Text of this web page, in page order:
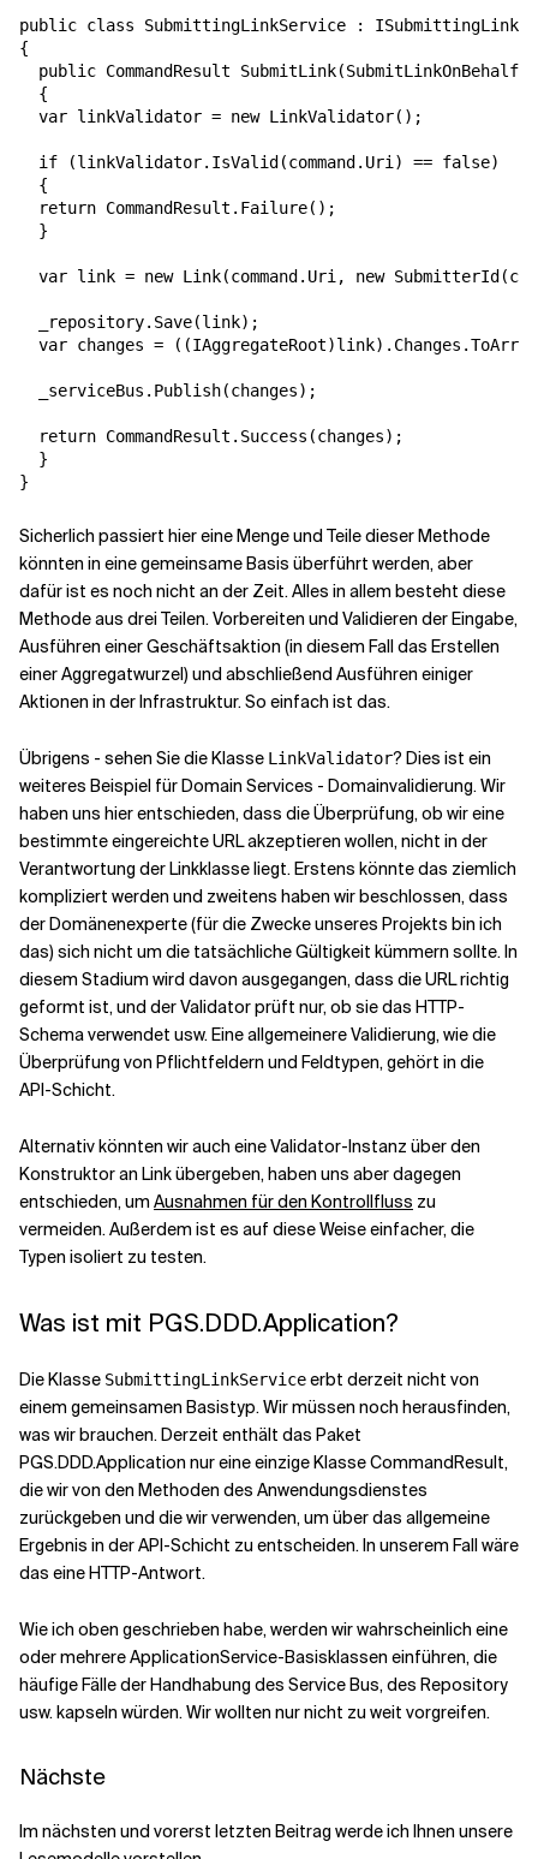
public class SubmittingLinkService :
{
public CommandResult
  {
  var linkValidator = new LinkValidator();
  if (linkValidator.IsValid(command.Uri) == false)
  {
  return CommandResult.Failure();
  }
var link = new Link(command.Uri, new
  _repository.Save(link);
var changes =
  _serviceBus.Publish(changes);
  return CommandResult.Success(changes);
  }
}
Sicherlich passiert hier eine Menge und Teile dieser Methode
könnten in eine gemeinsame Basis überführt werden, aber
dafür ist es noch nicht an der Zeit. Alles in allem besteht diese
Methode aus drei Teilen. Vorbereiten und Validieren der Eingabe,
Ausführen einer Geschäftsaktion (in diesem Fall das Erstellen
einer Aggregatwurzel) und abschließend Ausführen einiger
Aktionen in der Infrastruktur. So einfach ist das.
Übrigens - sehen Sie die Klasse LinkValidator? Dies ist ein
weiteres Beispiel für Domain Services - Domainvalidierung. Wir
haben uns hier entschieden, dass die Überprüfung, ob wir eine
bestimmte eingereichte URL akzeptieren wollen, nicht in der
Verantwortung der Linkklasse liegt. Erstens könnte das ziemlich
kompliziert werden und zweitens haben wir beschlossen, dass
der Domänenexperte (für die Zwecke unseres Projekts bin ich
das) sich nicht um die tatsächliche Gültigkeit kümmern sollte. In
diesem Stadium wird davon ausgegangen, dass die URL richtig
geformt ist, und der Validator prüft nur, ob sie das HTTP-
Schema verwendet usw. Eine allgemeinere Validierung, wie die
Überprüfung von Pflichtfeldern und Feldtypen, gehört in die
API-Schicht.
Alternativ könnten wir auch eine Validator-Instanz über den
Konstruktor an Link übergeben, haben uns aber dagegen
entschieden, um Ausnahmen für den Kontrollfluss zu
vermeiden. Außerdem ist es auf diese Weise einfacher, die
Typen isoliert zu testen.
Was ist mit PGS.DDD.Application?
Die Klasse SubmittingLinkServiceerbt derzeit nicht von
einem gemeinsamen Basistyp. Wir müssen noch herausfinden,
was wir brauchen. Derzeit enthält das Paket
PGS.DDD.Application nur eine einzige Klasse CommandResult,
die wir von den Methoden des Anwendungsdienstes
zurückgeben und die wir verwenden, um über das allgemeine
Ergebnis in der API-Schicht zu entscheiden. In unserem Fall wäre
das eine HTTP-Antwort.
Wie ich oben geschrieben habe, werden wir wahrscheinlich eine
oder mehrere ApplicationService-Basisklassen einführen, die
häufige Fälle der Handhabung des Service Bus, des Repository
usw. kapseln würden. Wir wollten nur nicht zu weit vorgreifen.
Nächste
Im nächsten und vorerst letzten Beitrag werde ich Ihnen unsere